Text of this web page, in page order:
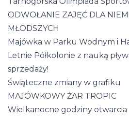
ODWOŁANIE ZAJĘĆ DLA
MŁODSZYCH
Majówka w Parku Wodnym i
Letnie Półkolonie z nauką
sprzedaży!
Świąteczne zmiany w grafiku
MAJÓWKOWY ŻAR TROPIC
Wielkanocne godziny otwarcia